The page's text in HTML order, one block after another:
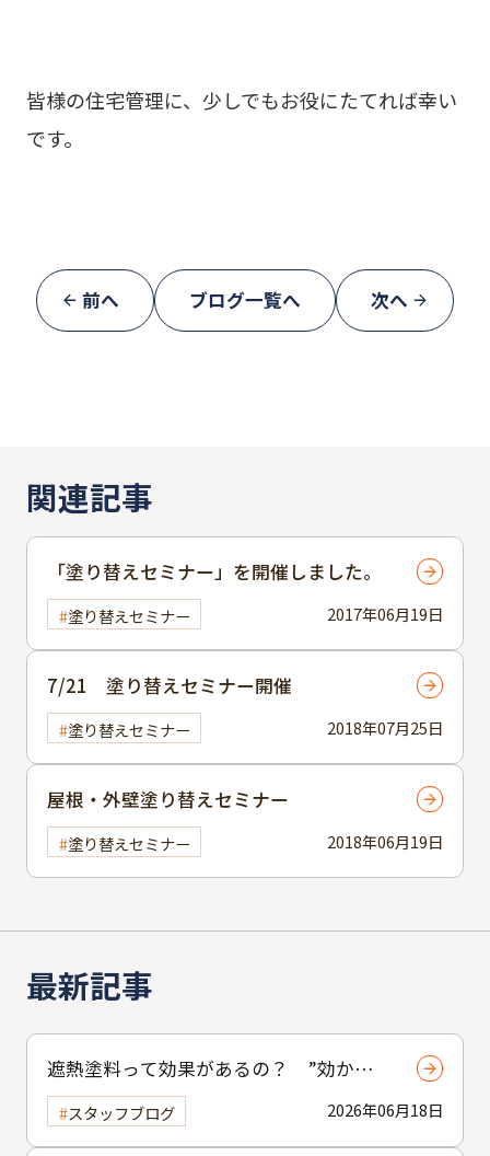
皆様の住宅管理に、少しでもお役にたてれば幸い
です。
前へ ブログ一覧へ 次へ
最新記事
遮熱塗料って効果があるの？ ”効かな
い”と言われる理由と正しい使い方 2026年06月18日
スタッフブログ
関連記事
2017年06月19日
「塗り替えセミナー」を開催しました。
塗り替えセミナー
2018年07月25日
7/21 塗り替えセミナー開催
塗り替えセミナー
2018年06月19日
屋根・外壁塗り替えセミナー
塗り替えセミナー